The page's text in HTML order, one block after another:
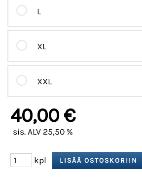
L
XL
XXL
40,00 €
sis. ALV 25,50 %
kpl